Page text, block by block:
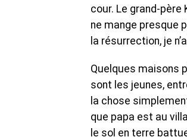
cour. Le grand-père
ne mange presque
la résurrection, je
Quelques maisons
sont les jeunes,
la chose
que papa est au
le sol en terre